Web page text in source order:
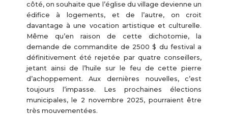
côté, on souhaite que l’église du village devienne un
édifice à logements, et de l’autre, on croit
davantage à une vocation artistique et culturelle.
Même qu’en raison de cette dichotomie, la
demande de commandite de 2500 $ du festival a
définitivement été rejetée par quatre conseillers,
jetant ainsi de l’huile sur le feu de cette pierre
d’achoppement. Aux dernières nouvelles, c’est
toujours l’impasse. Les prochaines élections
municipales, le 2 novembre 2025, pourraient être
très mouvementées.